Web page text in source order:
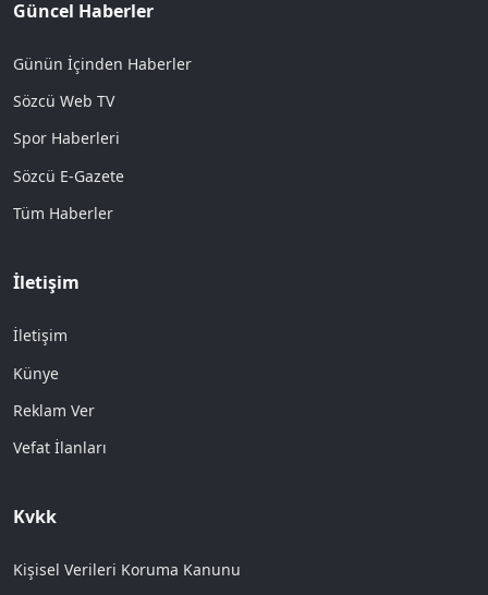
Güncel Haberler
Günün İçinden Haberler
Sözcü Web TV
Spor Haberleri
Sözcü E-Gazete
Tüm Haberler
İletişim
İletişim
Künye
Reklam Ver
Vefat İlanları
Kvkk
Kişisel Verileri Koruma Kanunu